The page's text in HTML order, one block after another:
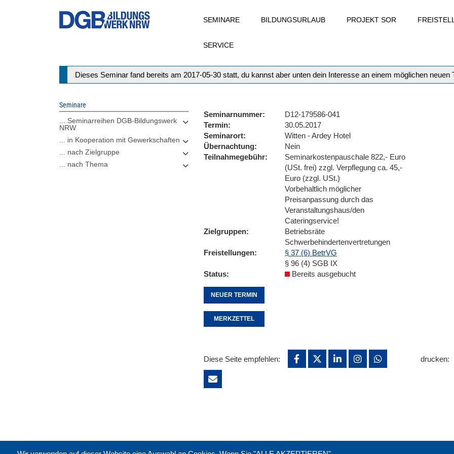
SEMINARE BILDUNGSURLAUB PROJEKT SOR
SERVICE
Statusmeldung
Dieses Seminar fand bereits am 2017-05-30 statt, du kannst aber unten dein Interesse an einem möglichen neuen
Seminare
... Seminarreihen DGB-Bildungswerk
NRW
... in Kooperation mit Gewerkschaften
... nach Zielgruppe
... nach Thema
Seminarnummer
D12-179586-041
Termin
30.05.2017
Seminarort
Witten - Ardey Hotel
Übernachtung
Nein
Teilnahmegebühr
Seminarkostenpauschale 822,- Euro
(USt. frei) zzgl. Verpflegung ca. 45,-
Euro (zzgl. USt.)
Vorbehaltlich möglicher
Preisanpassung durch das
Veranstaltungshaus/den
Cateringservice!
Zielgruppen
Betriebsräte
Schwerbehindertenvertretungen
Freistellungen
§ 37 (6) BetrVG
§ 96 (4) SGB IX
Status
Bereits ausgebucht
NEUER TERMIN
MERKZETTEL
Diese Seite empfehlen: drucken: